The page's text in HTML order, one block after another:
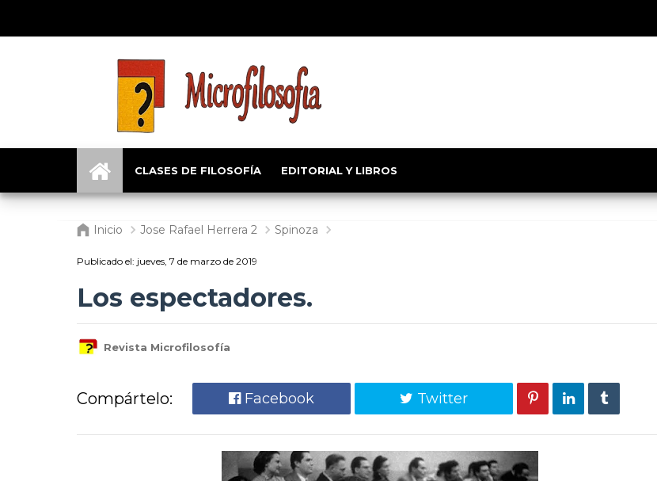
CLASES DE FILOSOFÍA EDITORIAL Y LIBROS
Inicio Jose Rafael Herrera 2 Spinoza
Publicado el: jueves, 7 de marzo de 2019
Los espectadores.
Revista Microfilosofía
Compártelo: Facebook Twitter